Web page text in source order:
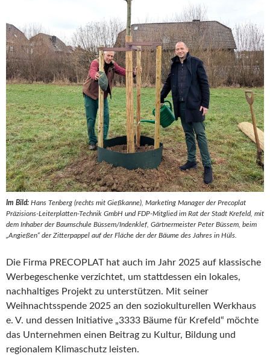
Im Bild: Hans Tenberg (rechts mit Gießkanne), Marketing Manager der Precoplat
Präzisions-Leiterplatten-Technik GmbH und FDP-Mitglied im Rat der Stadt Krefeld, mit
dem Inhaber der Baumschule Büssem/Indenklef, Gärtnermeister Peter Büssem, beim
„Angießen“ der Zitterpappel auf der Fläche der der Bäume des Jahres in Hüls.
Die Firma PRECOPLAT hat auch im Jahr 2025 auf klassische
Werbegeschenke verzichtet, um stattdessen ein lokales,
nachhaltiges Projekt zu unterstützen. Mit seiner
Weihnachtsspende 2025 an den soziokulturellen Werkhaus
e. V. und dessen Initiative „3333 Bäume für Krefeld“ möchte
das Unternehmen einen Beitrag zu Kultur, Bildung und
regionalem Klimaschutz leisten.